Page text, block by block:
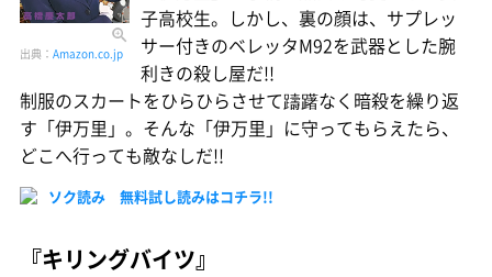
出典： Amazon.co.jp
子高校生。しかし、裏の顔は、サプレッ
サー付きのベレッタM92を武器とした腕
利きの殺し屋だ!!
制服のスカートをひらひらさせて躊躇なく暗殺を繰り返
す「伊万里」。そんな「伊万里」に守ってもらえたら、
どこへ行っても敵なしだ!!
ソク読み 無料試し読みはコチラ!!
『キリングバイツ』